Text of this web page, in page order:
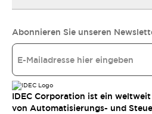
Abonnieren Sie unseren
IDEC Corporation ist ein
von Automatisierungs- und